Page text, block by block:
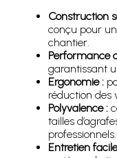
Construction
conçu pour
chantier.
Performance
garantissant
Ergonomie :
réduction des
Polyvalence :
tailles
professionnels.
Entretien